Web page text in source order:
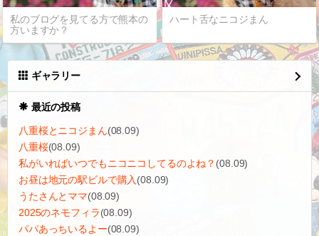
私のブログを見てる方で熊本の
方いますか？
ハート舌なニコジまん
ギャラリー
最近の投稿
八重桜とニコジまん(08.09)
八重桜(08.09)
私がいればいつでもニコニコしてるのよね？ (08.09)
お昼は地元の駅ビルで購入 (08.09)
うたさんとママ(08.09)
2025のネモフィラ(08.09)
パパあっちいるよー(08.09)